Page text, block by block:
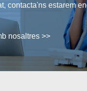
contacta'ns estarem
nosaltres >>